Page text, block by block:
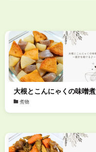
大根とこんにゃくの味噌煮
煮物